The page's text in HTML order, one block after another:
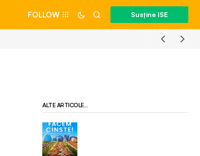
FOLLOW Susține ISE
ALTE ARTICOLE...